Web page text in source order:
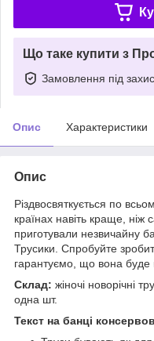
Що таке купити з
Замовлення під
Опис Характеристики
Опис
Різдвосвяткується по
країнах навіть краще, ніж
приготували незвичайну
Трусики. Спробуйте
гарантуємо, що вона буде
Склад: жіночі новорічні
одна шт.
Текст на банці